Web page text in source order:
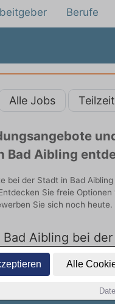
Alle
Berufe
Alle Jobs Teilzeit
Bad Aibling
bei der Stadt in Bad
Sie freie Optionen
Sie sich noch heute.
Aibling bei der
keine
Aibling